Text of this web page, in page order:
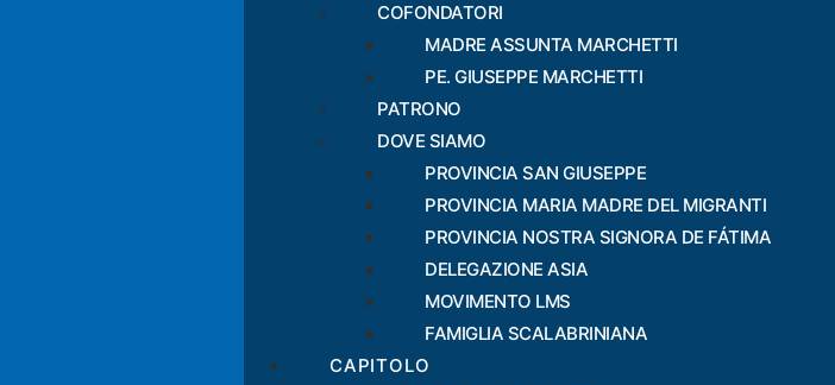
COFONDATORI
MADRE ASSUNTA MARCHETTI
PE. GIUSEPPE MARCHETTI
PATRONO
DOVE SIAMO
PROVINCIA SAN GIUSEPPE
PROVINCIA MARIA MADRE DEL MIGRANTI
PROVINCIA NOSTRA SIGNORA DE FÁTIMA
DELEGAZIONE ASIA
MOVIMENTO LMS
FAMIGLIA SCALABRINIANA
CAPITOLO